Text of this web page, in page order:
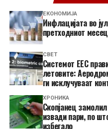
ЕКОНОМИЈА
Инфлацијата во
претходниот
СВЕТ
Системот ЕЕС
летовите:
ги исклучуваат
ХРОНИКА
Скопјанец
извади пари, по
избегало